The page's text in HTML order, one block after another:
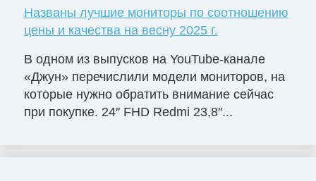
Названы лучшие мониторы по соотношению
цены и качества на весну 2025 г.
В одном из выпусков на YouTube-канале
«Джун» перечислили модели мониторов, на
которые нужно обратить внимание сейчас
при покупке. 24″ FHD Redmi 23,8″...